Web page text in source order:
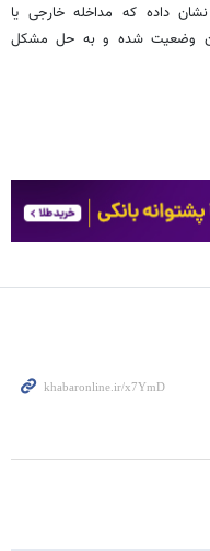
داده که مداخله خارجی یا
شدن وضعیت شده و به حل مشکل